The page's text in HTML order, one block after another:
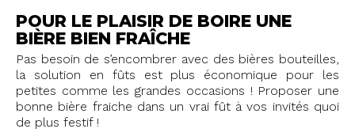
POUR LE PLAISIR DE BOIRE UNE
BIÈRE BIEN FRAÎCHE
Pas besoin de s’encombrer avec des bières bouteilles,
la solution en fûts est plus économique pour les
petites comme les grandes occasions ! Proposer une
bonne bière fraiche dans un vrai fût à vos invités quoi
de plus festif !